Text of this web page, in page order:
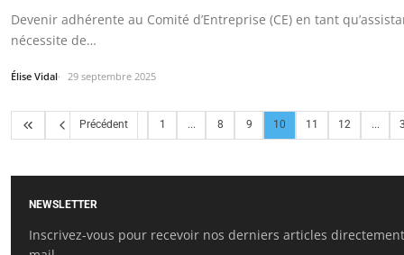
Devenir adhérente au Comité d’Entreprise (CE) en tant
nécessite de…
Élise Vidal 29 septembre 2025
Précédent 1 ... 8 9 10 11 12 ...
NEWSLETTER
Inscrivez-vous pour recevoir nos derniers articles